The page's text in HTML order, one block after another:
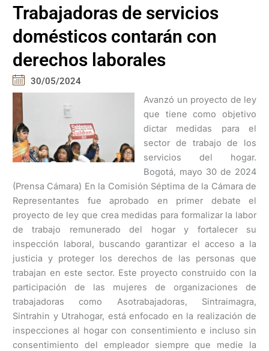
Trabajadoras de servicios
domésticos contarán con
derechos laborales
30/05/2024
Avanzó un proyecto de ley
que tiene como objetivo
dictar medidas para el
sector de trabajo de los
servicios del hogar.
Bogotá, mayo 30 de 2024
(Prensa Cámara) En la Comisión Séptima de la Cámara de
Representantes fue aprobado en primer debate el
proyecto de ley que crea medidas para formalizar la labor
de trabajo remunerado del hogar y fortalecer su
inspección laboral, buscando garantizar el acceso a la
justicia y proteger los derechos de las personas que
trabajan en este sector. Este proyecto construido con la
participación de las mujeres de organizaciones de
trabajadoras como Asotrabajadoras, Sintraimagra,
Sintrahin y Utrahogar, está enfocado en la realización de
inspecciones al hogar con consentimiento e incluso sin
consentimiento del empleador siempre que medie la